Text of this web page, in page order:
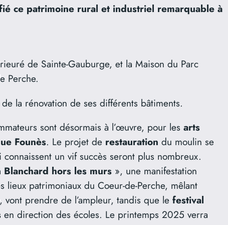
ce patrimoine rural et industriel remarquable à
de Sainte-Gauburge, et la Maison du Parc
Perche.
la rénovation de ses différents bâtiments.
sont désormais à l’œuvre, pour les arts
Founès. Le projet de restauration du moulin se
connaissent un vif succès seront plus nombreux.
hors les murs », une manifestation
patrimoniaux du Coeur-de-Perche, mêlant
vont prendre de l’ampleur, tandis que le festival
en direction des écoles. Le printemps 2025 verra